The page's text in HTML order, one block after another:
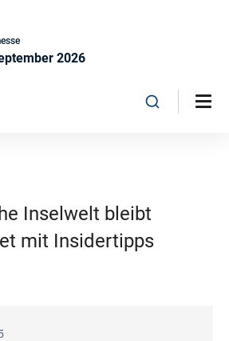
2026
Inselwelt bleibt
mit Insidertipps